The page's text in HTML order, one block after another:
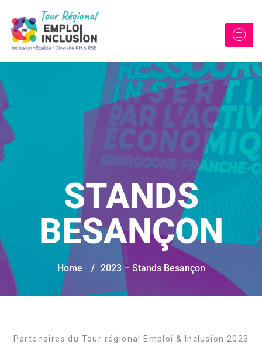
STANDS
BESANÇON
Home / 2023 – Stands Besançon
Partenaires du Tour régional Emploi & Inclusion 2023